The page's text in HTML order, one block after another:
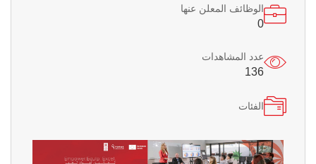
الوظائف المعلن عنها
0
عدد المشاهدات
136
الفئات